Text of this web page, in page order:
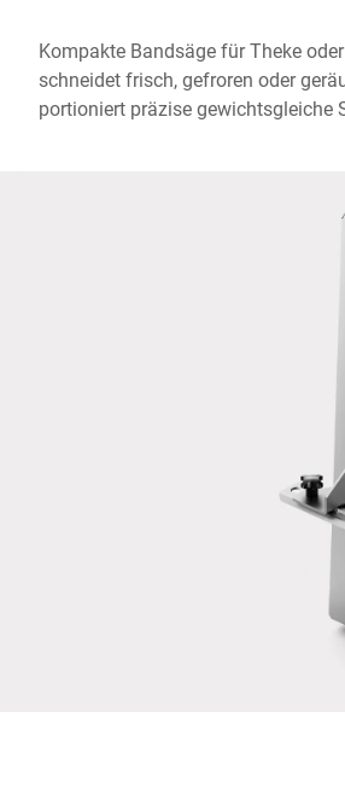
Stadt *
Hiermit bestätige ich, dass ich mit der
Bearbeitung dieser Anfrage
Click to start
Kompakte Bandsäge für Theke
schneidet frisch, gefroren oder
portioniert präzise gewichtsgleiche